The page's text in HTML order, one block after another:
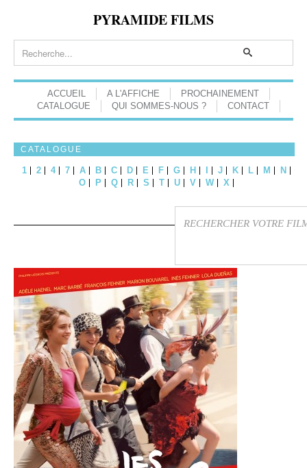
PYRAMIDE FILMS
ACCUEIL A L'AFFICHE
PROCHAINEMENT
CATALOGUE
QUI SOMMES-NOUS ? CONTACT
CATALOGUE
1 2 4 7 A B C D E F G H J K L M
N
O
P Q R S T U V W X